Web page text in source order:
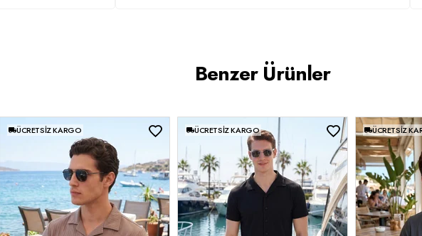
Benzer Ürünler
ÜCRETSIZ KARGO ÜCRETSIZ KARGO ÜCRETSIZ